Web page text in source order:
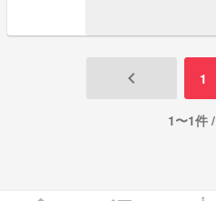
keyboard_arrow_left 1
1〜1件 /